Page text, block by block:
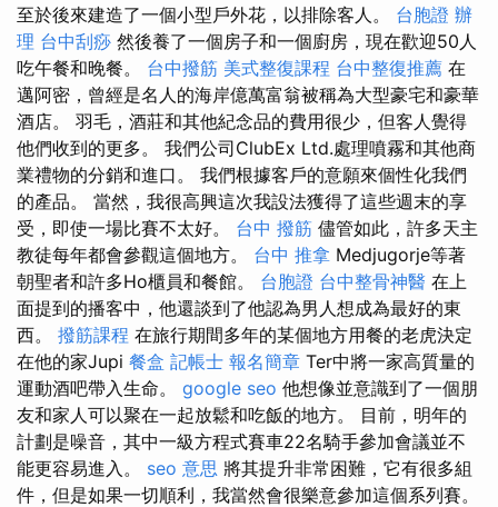
至於後來建造了一個小型戶外花，以排除客人。 台胞證 辦
理 台中刮痧 然後養了一個房子和一個廚房，現在歡迎50人
吃午餐和晚餐。 台中撥筋 美式整復課程 台中整復推薦 在
邁阿密，曾經是名人的海岸億萬富翁被稱為大型豪宅和豪華
酒店。 羽毛，酒莊和其他紀念品的費用很少，但客人覺得
他們收到的更多。 我們公司ClubEx Ltd.處理噴霧和其他商
業禮物的分銷和進口。 我們根據客戶的意願來個性化我們
的產品。 當然，我很高興這次我設法獲得了這些週末的享
受，即使一場比賽不太好。 台中 撥筋 儘管如此，許多天主
教徒每年都會參觀這個地方。 台中 推拿 Medjugorje等著
朝聖者和許多Ho櫃員和餐館。 台胞證 台中整骨神醫 在上
面提到的播客中，他還談到了他認為男人想成為最好的東
西。 撥筋課程 在旅行期間多年的某個地方用餐的老虎決定
在他的家Jupi 餐盒 記帳士 報名簡章 Ter中將一家高質量的
運動酒吧帶入生命。 google seo 他想像並意識到了一個朋
友和家人可以聚在一起放鬆和吃飯的地方。 目前，明年的
計劃是噪音，其中一級方程式賽車22名騎手參加會議並不
能更容易進入。 seo 意思 將其提升非常困難，它有很多組
件，但是如果一切順利，我當然會很樂意參加這個系列賽。